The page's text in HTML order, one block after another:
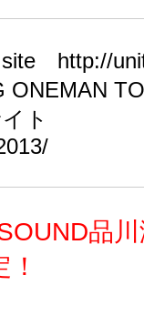
http://
ONEMAN
ト
品